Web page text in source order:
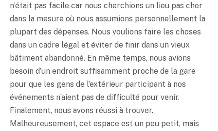
n’était pas facile car nous cherchions un lieu pas cher
dans la mesure où nous assumions personnellement la
plupart des dépenses. Nous voulions faire les choses
dans un cadre légal et éviter de finir dans un vieux
bâtiment abandonné. En même temps, nous avions
besoin d’un endroit suffisamment proche de la gare
pour que les gens de l’extérieur participant à nos
événements n’aient pas de difficulté pour venir.
Finalement, nous avons réussi à trouver.
Malheureusement, cet espace est un peu petit, mais